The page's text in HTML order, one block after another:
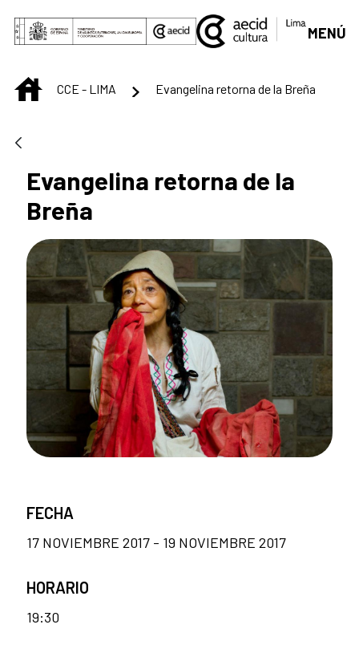
Saltar al contenido principal
MENÚ
INICIOCCE - LIMA Evangelina retorna de la Breña
Evangelina retorna de la
Breña
FECHA
17 NOVIEMBRE 2017 - 19 NOVIEMBRE 2017
HORARIO
19:30